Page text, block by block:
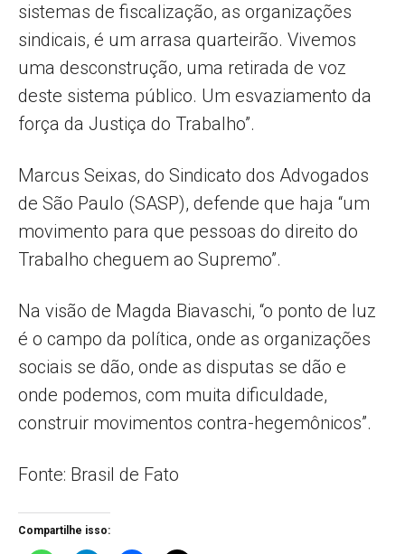
sistemas de fiscalização, as organizações
sindicais, é um arrasa quarteirão. Vivemos
uma desconstrução, uma retirada de voz
deste sistema público. Um esvaziamento da
força da Justiça do Trabalho”.
Marcus Seixas, do Sindicato dos Advogados
de São Paulo (SASP), defende que haja “um
movimento para que pessoas do direito do
Trabalho cheguem ao Supremo”.
Na visão de Magda Biavaschi, “o ponto de luz
é o campo da política, onde as organizações
sociais se dão, onde as disputas se dão e
onde podemos, com muita dificuldade,
construir movimentos contra-hegemônicos”.
Fonte: Brasil de Fato
Compartilhe isso: